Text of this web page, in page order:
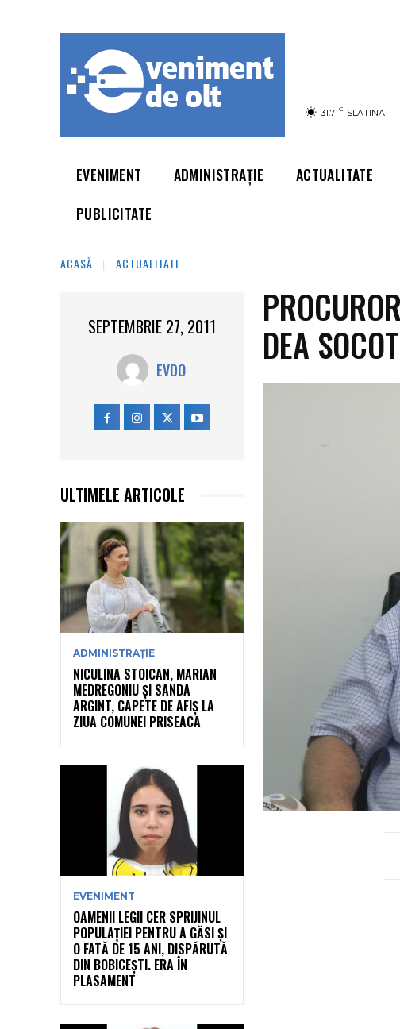
31.7 C SLATINA
EVENIMENT ADMINISTRAȚIE ACTUALITATE
PUBLICITATE
ACASĂ ACTUALITATE
SEPTEMBRIE 27, 2011
EVDO
ULTIMELE ARTICOLE
ADMINISTRAȚIE
NICULINA STOICAN, MARIAN
MEDREGONIU ȘI SANDA
ARGINT, CAPETE DE AFIȘ LA
ZIUA COMUNEI PRISEACA
EVENIMENT
OAMENII LEGII CER SPRIJINUL
POPULAȚIEI PENTRU A GĂSI ȘI
O FATĂ DE 15 ANI, DISPĂRUTĂ
DIN BOBICEȘTI. ERA ÎN
PLASAMENT
DEA